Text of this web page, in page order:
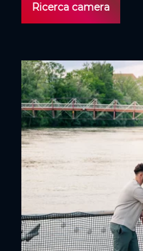
Ricerca camera